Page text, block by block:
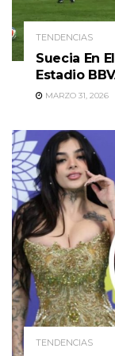
TENDENCIAS
Suecia En
Estadio
MARZO 31, 2026
TENDENCIAS